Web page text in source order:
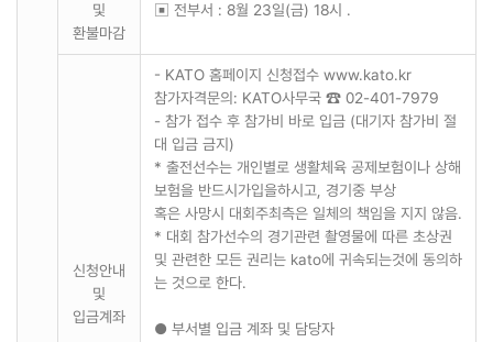
및
환불마감
▣ 전부서 : 8월 23일(금) 18시 .
신청안내
및
입금계좌
- KATO 홈페이지 신청접수 www.kato.kr
참가자격문의: KATO사무국 ☎ 02-401-7979
- 참가 접수 후 참가비 바로 입금 (대기자 참가비 절
대 입금 금지)
* 출전선수는 개인별로 생활체육 공제보험이나 상해
보험을 반드시가입을하시고, 경기중 부상
혹은 사망시 대회주최측은 일체의 책임을 지지 않음.
* 대회 참가선수의 경기관련 촬영물에 따른 초상권
및 관련한 모든 권리는 kato에 귀속되는것에 동의하
는 것으로 한다.
● 부서별 입금 계좌 및 담당자